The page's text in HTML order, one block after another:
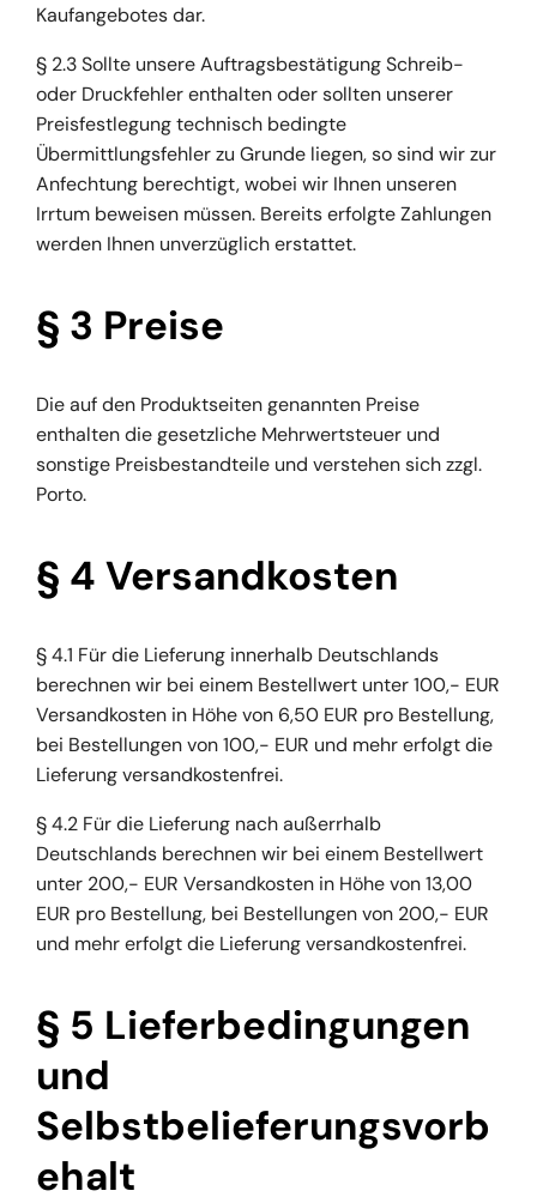
Kaufangebotes dar.
§ 2.3 Sollte unsere Auftragsbestätigung Schreib-
oder Druckfehler enthalten oder sollten unserer
Preisfestlegung technisch bedingte
Übermittlungsfehler zu Grunde liegen, so sind wir zur
Anfechtung berechtigt, wobei wir Ihnen unseren
Irrtum beweisen müssen. Bereits erfolgte Zahlungen
werden Ihnen unverzüglich erstattet.
§ 3 Preise
Die auf den Produktseiten genannten Preise
enthalten die gesetzliche Mehrwertsteuer und
sonstige Preisbestandteile und verstehen sich zzgl.
Porto.
§ 4 Versandkosten
§ 4.1 Für die Lieferung innerhalb Deutschlands
berechnen wir bei einem Bestellwert unter 100,- EUR
Versandkosten in Höhe von 6,50 EUR pro Bestellung,
bei Bestellungen von 100,- EUR und mehr erfolgt die
Lieferung versandkostenfrei.
§ 4.2 Für die Lieferung nach außerrhalb
Deutschlands berechnen wir bei einem Bestellwert
unter 200,- EUR Versandkosten in Höhe von 13,00
EUR pro Bestellung, bei Bestellungen von 200,- EUR
und mehr erfolgt die Lieferung versandkostenfrei.
§ 5 Lieferbedingungen
und
Selbstbelieferungsvorb
ehalt